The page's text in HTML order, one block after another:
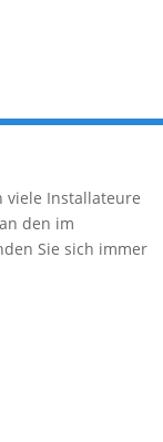
viele Installateure
den im
Sie sich immer